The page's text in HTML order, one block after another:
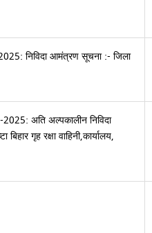
निविदा आमंत्रण सूचना :- जिला
अति अल्पकालीन निविदा
गृह रक्षा वाहिनी,कार्यालय,